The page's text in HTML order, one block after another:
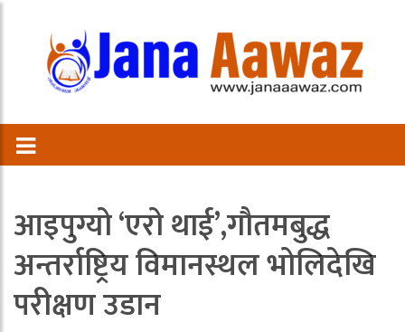
आइपुग्यो ‘एरो थाई’,गौतमबुद्ध
अन्तर्राष्ट्रिय विमानस्थल भोलिदेखि
परीक्षण उडान